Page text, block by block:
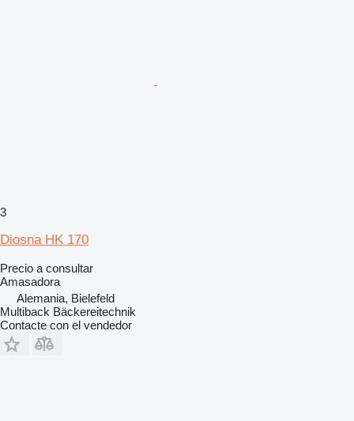
3
Diosna HK 170
Precio a consultar
Amasadora
Alemania, Bielefeld
Multiback Bäckereitechnik
Contacte con el vendedor